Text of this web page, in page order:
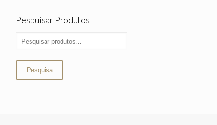
Pesquisar Produtos
Pesquisa